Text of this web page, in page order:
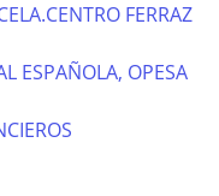
FERRAZ
ESPAÑOLA, OPESA